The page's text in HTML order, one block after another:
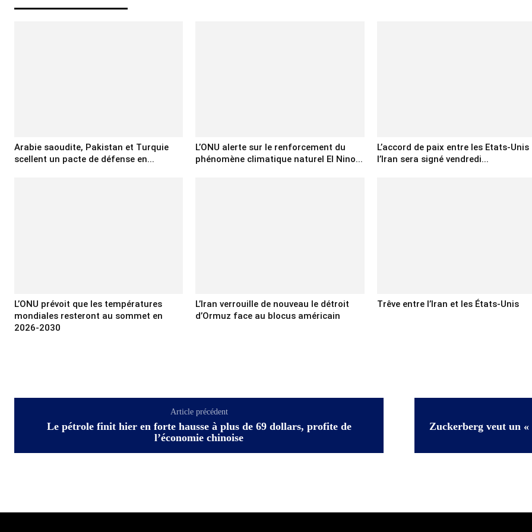
Arabie saoudite, Pakistan et Turquie
scellent un pacte de défense en...
L’ONU alerte sur le renforcement du
phénomène climatique naturel El Nino...
L’accord de paix entre les Etats-Unis
l’Iran sera signé vendredi...
L’ONU prévoit que les températures
mondiales resteront au sommet en
2026-2030
L’Iran verrouille de nouveau le détroit
d’Ormuz face au blocus américain
Trêve entre l’Iran et les États-Unis
Article précédent
Le pétrole finit hier en forte hausse à plus de 69 dollars, profite de
l’économie chinoise
Zuckerberg veut un